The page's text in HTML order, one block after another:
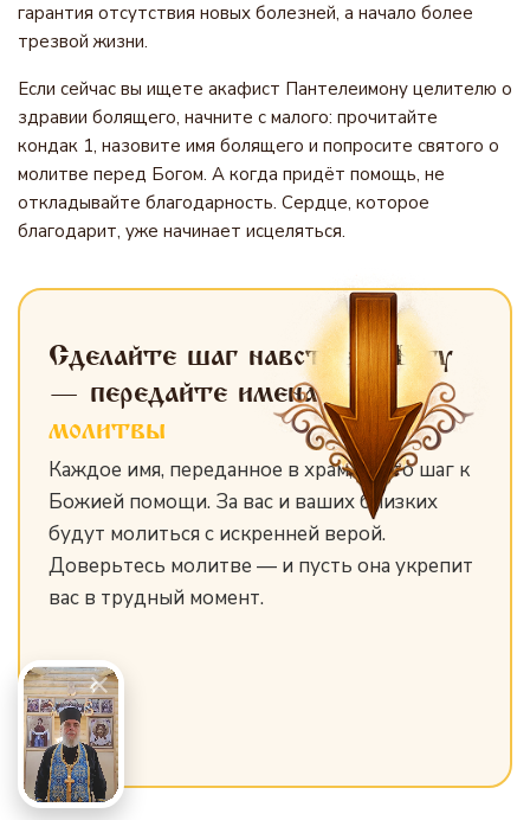
гарантия отсутствия новых болезней, а начало более
трезвой жизни.
Если сейчас вы ищете акафист Пантелеимону целителю о
здравии болящего, начните с малого: прочитайте
кондак 1, назовите имя болящего и попросите святого о
молитве перед Богом. А когда придёт помощь, не
откладывайте благодарность. Сердце, которое
благодарит, уже начинает исцеляться.
Сделайте шаг навстречу Богу
— передайте именадля
молитвы
Каждое имя, переданное в храм, — это шаг к
Божией помощи. За вас и ваших близких
будут молиться с искренней верой.
Доверьтесь молитве — и пусть она укрепит
вас в трудный момент.